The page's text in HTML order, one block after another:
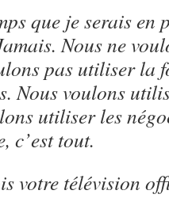
que je serais en
Nous ne
pas utiliser la
Nous voulons
utiliser les
c’est tout.
votre télévision